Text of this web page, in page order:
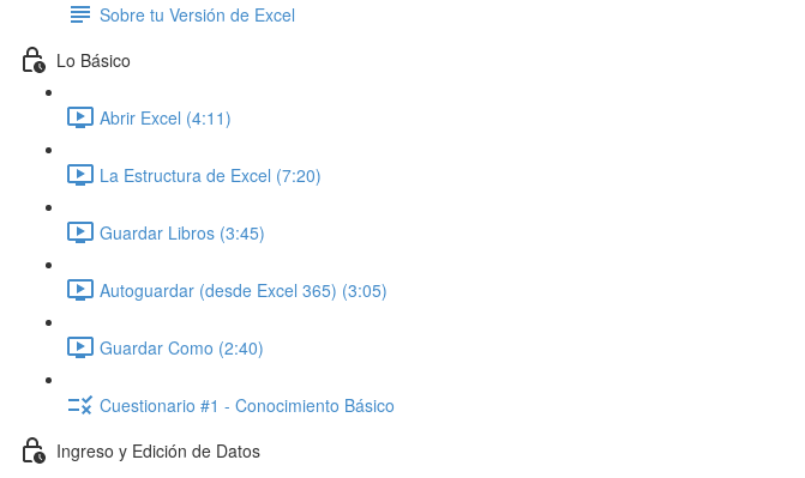
Sobre tu Versión de Excel
Lo Básico
Abrir Excel (4:11)
La Estructura de Excel (7:20)
Guardar Libros (3:45)
Autoguardar (desde Excel 365) (3:05)
Guardar Como (2:40)
Cuestionario #1 - Conocimiento Básico
Ingreso y Edición de Datos